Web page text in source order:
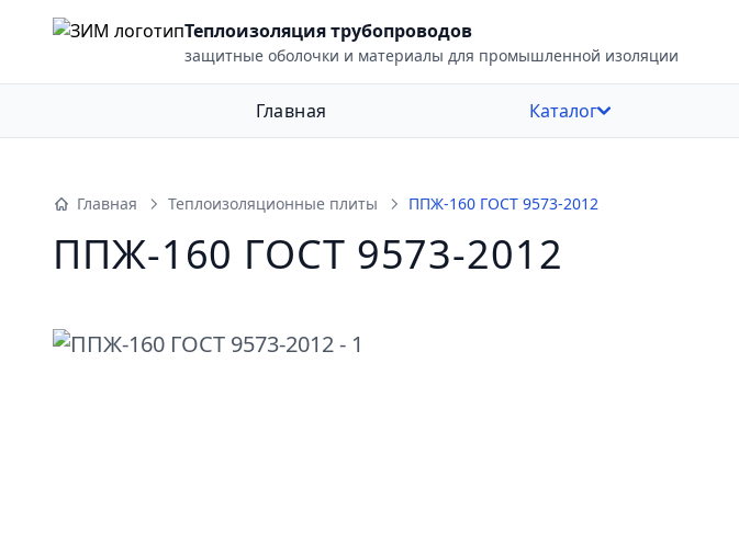
Теплоизоляция трубопроводов
защитные оболочки и материалы для промышленной изоляции
Главная Каталог
Главная Теплоизоляционные плиты ППЖ-160 ГОСТ 9573-2012
ППЖ-160 ГОСТ 9573-2012